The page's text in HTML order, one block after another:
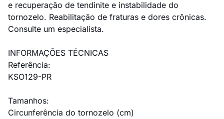
e recuperação de tendinite e instabilidade do
tornozelo. Reabilitação de fraturas e dores crônicas.
Consulte um especialista.
INFORMAÇÕES TÉCNICAS
Referência:
KSO129-PR
Tamanhos:
Circunferência do tornozelo (cm)